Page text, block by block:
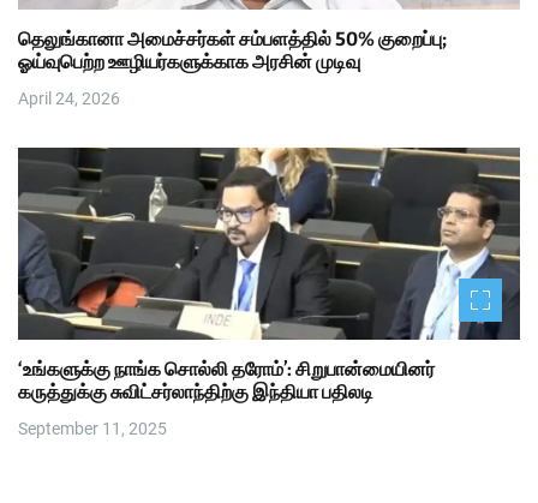
தெலுங்கானா அமைச்சர்கள் சம்பளத்தில் 50% குறைப்பு;
ஓய்வுபெற்ற ஊழியர்களுக்காக அரசின் முடிவு
April 24, 2026
‘உங்களுக்கு நாங்க சொல்லி தரோம்’: சிறுபான்மையினர்
கருத்துக்கு சுவிட்சர்லாந்திற்கு இந்தியா பதிலடி
September 11, 2025